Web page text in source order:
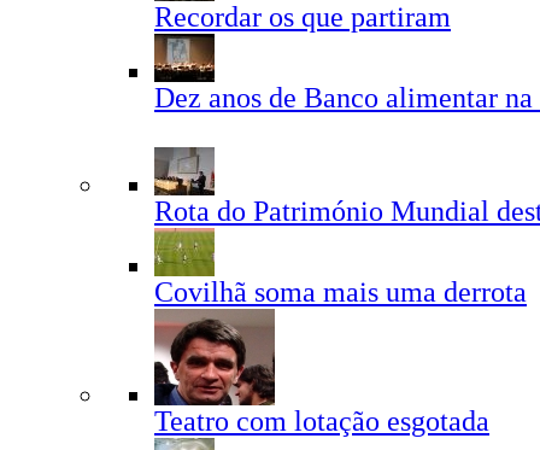
Recordar os que partiram
Dez anos de Banco alimentar
Rota do Património Mundial
Covilhã soma mais uma derrota
Teatro com lotação esgotada